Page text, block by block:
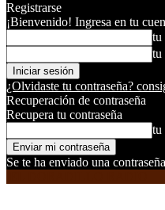
Registrarse
¡Bienvenido! Ingresa en tu
tu
tu
¿Olvidaste tu contraseña?
Recuperación de contraseña
Recupera tu contraseña
tu
Se te ha enviado una